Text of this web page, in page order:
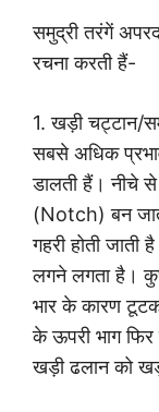
समुद्री तरंगें
रचना करती हैं-
1. खड़ी चट्टान/
सबसे अधिक
डालती हैं। नीचे
(Notch) बन
गहरी होती
लगने लगता है।
भार के कारण
के ऊपरी भाग
खड़ी ढलान को